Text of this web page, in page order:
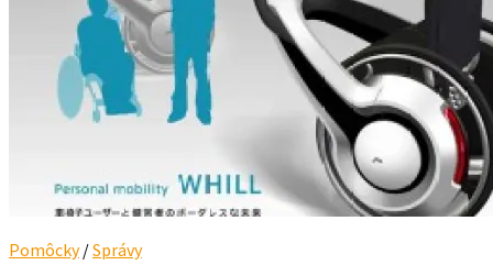
Pomôcky/Správy